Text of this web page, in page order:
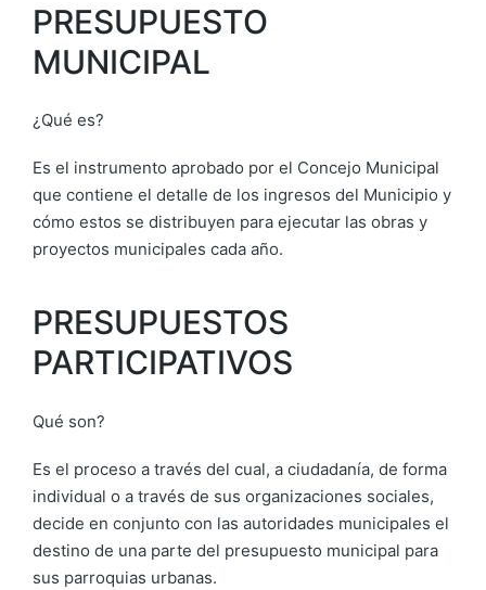
PRESUPUESTO
MUNICIPAL
¿Qué es?
Es el instrumento aprobado por el Concejo Municipal
que contiene el detalle de los ingresos del Municipio y
cómo estos se distribuyen para ejecutar las obras y
proyectos municipales cada año.
PRESUPUESTOS
PARTICIPATIVOS
Qué son?
Es el proceso a través del cual, a ciudadanía, de forma
individual o a través de sus organizaciones sociales,
decide en conjunto con las autoridades municipales el
destino de una parte del presupuesto municipal para
sus parroquias urbanas.